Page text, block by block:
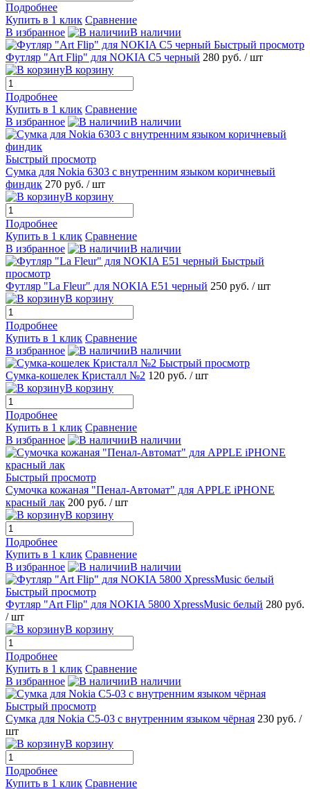
Подробнее
Купить в 1 клик Сравнение
В избранное
В наличии
Быстрый просмотр
Футляр "Art Flip" для NOKIA C5 черный 280 руб. / шт
В корзину
Подробнее
Купить в 1 клик Сравнение
В избранное
В наличии
Быстрый просмотр
Сумка для Nokia 6303 с внутренним языком коричневый
финдик 270 руб. / шт
В корзину
Подробнее
Купить в 1 клик Сравнение
В избранное
В наличии
Быстрый
просмотр
Футляр "La Fleur" для NOKIA E51 черный 250 руб. / шт
В корзину
Подробнее
Купить в 1 клик Сравнение
В избранное
В наличии
Быстрый просмотр
Сумка-кошелек Кристалл №2 120 руб. / шт
В корзину
Подробнее
Купить в 1 клик Сравнение
В избранное
В наличии
Быстрый просмотр
Сумочка кожаная "Пенал-Автомат" для APPLE iPHONE
красный лак 200 руб. / шт
В корзину
Подробнее
Купить в 1 клик Сравнение
В избранное
В наличии
Быстрый просмотр
Футляр "Art Flip" для NOKIA 5800 XpressMusic белый 280 руб.
/ шт
В корзину
Подробнее
Купить в 1 клик Сравнение
В избранное
В наличии
Быстрый просмотр
Сумка для Nokia C5-03 с внутренним языком чёрная 230 руб. /
шт
В корзину
Подробнее
Купить в 1 клик Сравнение